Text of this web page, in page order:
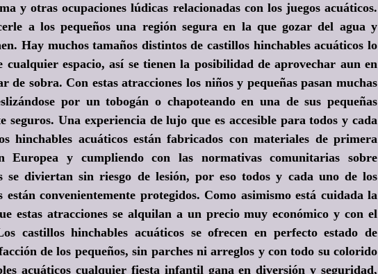
y otras ocupaciones lúdicas relacionadas con los juegos acuáticos.
a los pequeños una región segura en la que gozar del agua y
Hay muchos tamaños distintos de castillos hinchables acuáticos lo
espacio, así se tienen la posibilidad de aprovechar aun en
de sobra. Con estas atracciones los niños y pequeñas pasan muchas
por un tobogán o chapoteando en una de sus pequeñas
seguros. Una experiencia de lujo que es accesible para todos y cada
hinchables acuáticos están fabricados con materiales de primera
Europea y cumpliendo con las normativas comunitarias sobre
se diviertan sin riesgo de lesión, por eso todos y cada uno de los
están convenientemente protegidos. Como asimismo está cuidada la
estas atracciones se alquilan a un precio muy económico y con el
castillos hinchables acuáticos se ofrecen en perfecto estado de
de los pequeños, sin parches ni arreglos y con todo su colorido
acuáticos cualquier fiesta infantil gana en diversión y seguridad,